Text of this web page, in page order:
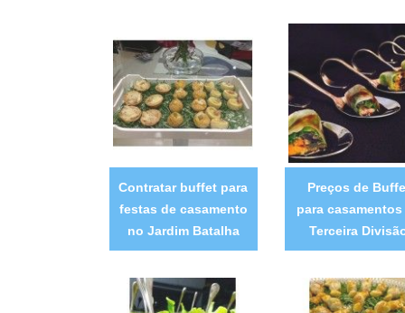
Contratar buffet para
festas de casamento
no Jardim Batalha
Preços de
para casamentos
Terceira